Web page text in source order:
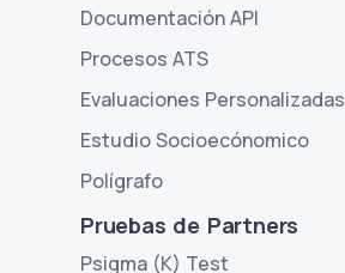
Documentación API
Procesos ATS
Evaluaciones Personalizadas
Estudio Socioecónomico
Polígrafo
Pruebas de Partners
Psigma (K) Test